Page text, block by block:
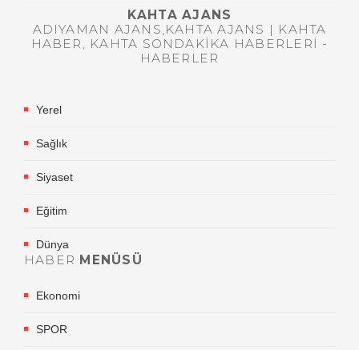
KAHTA AJANS
ADIYAMAN AJANS,KAHTA AJANS | KAHTA
HABER, KAHTA SONDAKIKA HABERLERI -
HABERLER
Yerel
Sağlık
Siyaset
Eğitim
Dünya
HABER MENÜSÜ
Ekonomi
SPOR